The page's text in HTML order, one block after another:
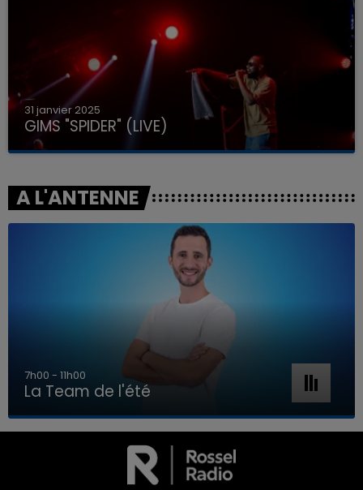
LA TEAM DE L'ÉTÉ
31 janvier 2025
GIMS "SPIDER" (LIVE)
A L'ANTENNE
7h00 - 11h00
La Team de l'été